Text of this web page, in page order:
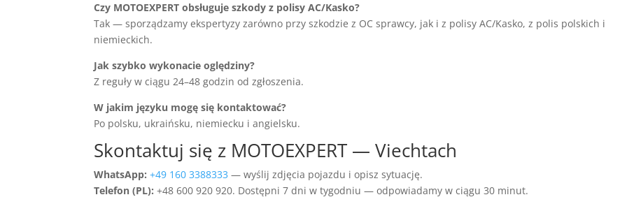
Czy MOTOEXPERT obsługuje szkody z polisy AC/Kasko?
Tak — sporządzamy ekspertyzy zarówno przy szkodzie z OC sprawcy, jak i z polisy AC/Kasko, z polis polskich i
niemieckich.
Jak szybko wykonacie oględziny?
Z reguły w ciągu 24–48 godzin od zgłoszenia.
W jakim języku mogę się kontaktować?
Po polsku, ukraińsku, niemiecku i angielsku.
Skontaktuj się z MOTOEXPERT — Viechtach
WhatsApp: +49 160 3388333 — wyślij zdjęcia pojazdu i opisz sytuację.
Telefon (PL): +48 600 920 920. Dostępni 7 dni w tygodniu — odpowiadamy w ciągu 30 minut.